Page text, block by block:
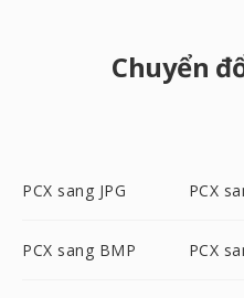
Chuyển
PCX sang JPG PCX
PCX sang BMP PCX